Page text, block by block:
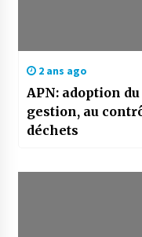
2 ans ago
APN: adoption
gestion, au
déchets